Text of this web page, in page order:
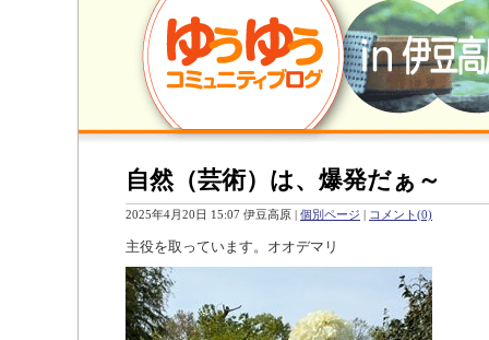
自然（芸術）は、爆発だぁ～
2025年4月20日 15:07 伊豆高原 | 個別ページ | コメント(0)
主役を取っています。オオデマリ